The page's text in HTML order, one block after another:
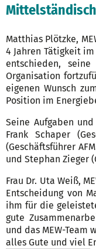
Matthias Plötzke,
4 Jahren Tätigkeit
entschieden,
Organisation
eigenen Wunsch
Position im
Seine Aufgaben
Frank Schaper
(Geschäftsführer
und Stephan Zieger
Frau Dr. Uta Weiß,
Entscheidung von
ihm für die
gute
und das MEW-Team
alles Gute und viel